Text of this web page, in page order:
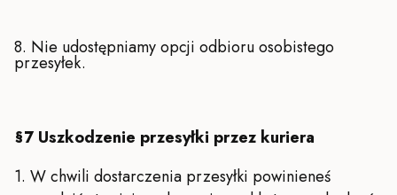
8. Nie udostępniamy opcji odbioru osobistego
przesyłek.
§7 Uszkodzenie przesyłki przez kuriera
1. W chwili dostarczenia przesyłki powinieneś